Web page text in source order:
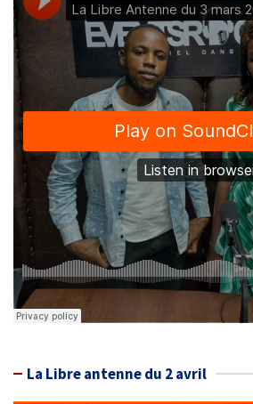
La Libre antenne du 2 avril